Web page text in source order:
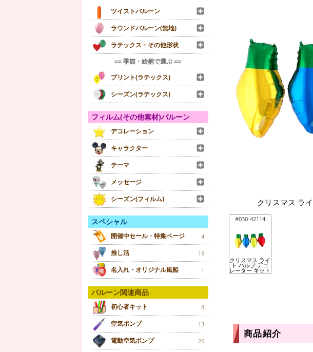
ツイストバルーン
ラウンドバルーン(無地)
ラテックス・その他形状
== 季節・絵柄で選ぶ ==
プリント(ラテックス)
シーズン(ラテックス)
フィルム(その他素材)バルーン
デコレーション
キャラクター
テーマ
メッセージ
シーズン(フィルム)
スペシャル
開催中セール・特集ページ 4
推し活 19
名入れ・オリジナル風船 1
バルーン関連商品
初心者キット 8
空気ポンプ 13
電動空気ポンプ 20
クリスマス ラ
#030-42114
クリスマス ライ
ト バルブ デコ
レーター キット
商品紹介